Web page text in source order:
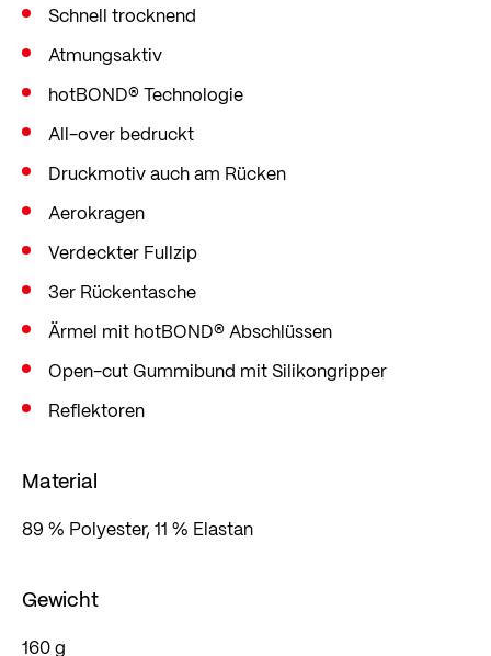
Schnell trocknend
Atmungsaktiv
hotBOND® Technologie
All-over bedruckt
Druckmotiv auch am Rücken
Aerokragen
Verdeckter Fullzip
3er Rückentasche
Ärmel mit hotBOND® Abschlüssen
Open-cut Gummibund mit Silikongripper
Reflektoren
Material
89 % Polyester, 11 % Elastan
Gewicht
160 g